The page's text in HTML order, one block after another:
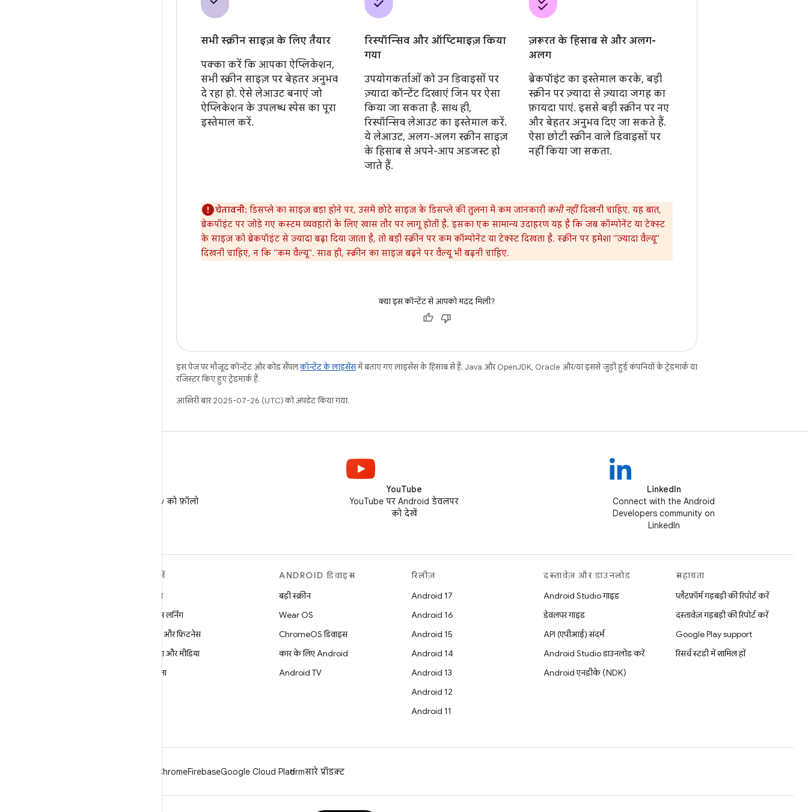
सभी स्क्रीन साइज़ के लिए तैयार
पक्का करें कि आपका ऐप्लिकेशन,
सभी स्क्रीन साइज़ पर बेहतर अनुभव
दे रहा हो. ऐसे लेआउट बनाएं जो
ऐप्लिकेशन के उपलब्ध स्पेस का पूरा
इस्तेमाल करें.
रिस्पॉन्सिव और ऑप्टिमाइज़ किया
गया
उपयोगकर्ताओं को उन डिवाइसों पर
ज़्यादा कॉन्टेंट दिखाएं जिन पर ऐसा
किया जा सकता है. साथ ही,
रिस्पॉन्सिव लेआउट का इस्तेमाल करें.
ये लेआउट, अलग-अलग स्क्रीन साइज़
के हिसाब से अपने-आप अडजस्ट हो
जाते हैं.
ज़रूरत के हिसाब से और अलग-
अलग
ब्रेकपॉइंट का इस्तेमाल करके, बड़ी
स्क्रीन पर ज़्यादा से ज़्यादा जगह का
फ़ायदा पाएं. इससे बड़ी स्क्रीन पर नए
और बेहतर अनुभव दिए जा सकते हैं.
ऐसा छोटी स्क्रीन वाले डिवाइसों पर
नहीं किया जा सकता.
चेतावनी: डिसप्ले का साइज़ बड़ा होने पर, उसमें छोटे साइज़ के डिसप्ले की तुलना में कम जानकारी कभी नहींदिखनी चाहिए. यह बात,
ब्रेकपॉइंट पर जोड़े गए कस्टम व्यवहारों के लिए खास तौर पर लागू होती है. इसका एक सामान्य उदाहरण यह है कि जब कॉम्पोनेंट या टेक्स्ट
के साइज़ को ब्रेकपॉइंट से ज़्यादा बढ़ा दिया जाता है, तो बड़ी स्क्रीन पर कम कॉम्पोनेंट या टेक्स्ट दिखता है. स्क्रीन पर हमेशा "ज़्यादा वैल्यू"
दिखनी चाहिए, न कि "कम वैल्यू". साथ ही, स्क्रीन का साइज़ बढ़ने पर वैल्यू भी बढ़नी चाहिए.
क्या इस कॉन्टेंट से आपको मदद मिली?
इस पेज पर मौजूद कॉन्टेंट और कोड सैंपलकॉन्टेंट के लाइसेंसमें बताए गए लाइसेंस के हिसाब से हैं. Java और OpenJDK, Oracle और/या इससे जुड़ी हुई कंपनियों के ट्रेडमार्क या
रजिस्टर किए हुए ट्रेडमार्क हैं.
आखिरी बार 2025-07-26 (UTC) को अपडेट किया गया.
X पर @AndroidDev को फ़ॉलो
YouTube
YouTube पर Android डेवलपर
को देखें
LinkedIn
Connect with the Android
Developers community on
LinkedIn
खोजें
गेमिंग
मशीन लर्निंग
सेहत और फ़िटनेस
कैमरा और मीडिया
निजता
ANDROID डिवाइस
बड़ी स्क्रीन
Wear OS
ChromeOS डिवाइस
कार के लिए Android
Android TV
रिलीज़
Android 17
Android 16
Android 15
Android 14
Android 13
Android 12
Android 11
दस्तावेज़ और डाउनलोड
Android Studio गाइड
डेवलपर गाइड
API (एपीआई) संदर्भ
Android Studio डाउनलोड करें
Android एनडीके (NDK)
सहायता
प्लैटफ़ॉर्म गड़बड़ी की रिपोर्ट करें
दस्तावेज़ गड़बड़ी की रिपोर्ट करें
Google Play support
रिसर्च स्टडी में शामिल हों
ChromeFirebaseGoogle Cloud Platformसारे प्रॉडक्ट